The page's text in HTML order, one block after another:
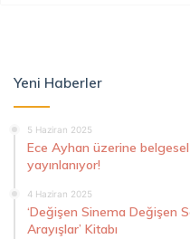
Yeni Haberler
5 Haziran 2025
Ece Ayhan üzerine belgesel
yayınlanıyor!
4 Haziran 2025
‘Değişen Sinema Değişen
Arayışlar’ Kitabı